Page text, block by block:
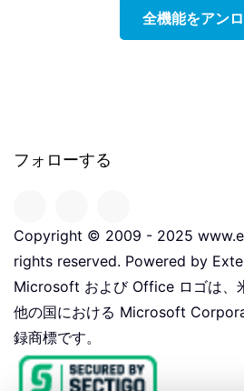
全機能をアン
フォローする
Copyright © 2009 - 2025
rights reserved. Powered by
Microsoft および Office ロゴは、
他の国における Microsoft
録商標です。